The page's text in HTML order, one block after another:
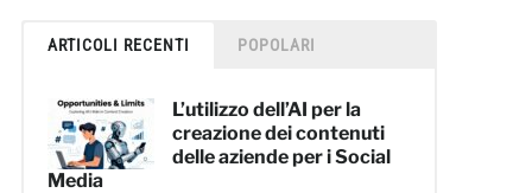
ARTICOLI RECENTI POPOLARI
L’utilizzo dell’AI per la
creazione dei contenuti
delle aziende per i Social
Media